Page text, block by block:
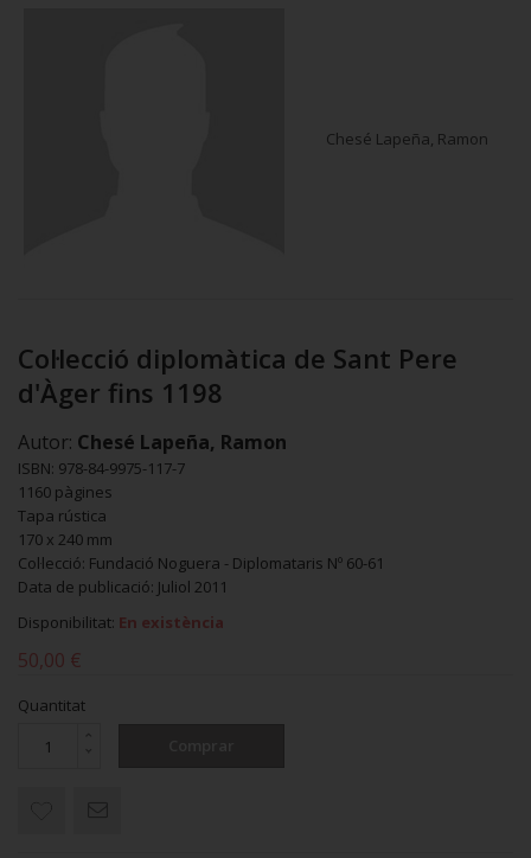
Chesé Lapeña, Ramon
Col·lecció diplomàtica de Sant Pere
d'Àger fins 1198
Autor: Chesé Lapeña, Ramon
ISBN: 978-84-9975-117-7
1160 pàgines
Tapa rústica
170 x 240 mm
Col·lecció: Fundació Noguera - Diplomataris Nº 60-61
Data de publicació: Juliol 2011
Disponibilitat: En existència
50,00 €
Quantitat